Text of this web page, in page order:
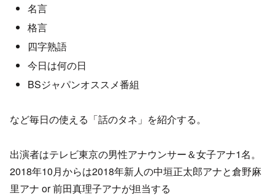
名言
格言
四字熟語
今日は何の日
BSジャパンオススメ番組
など毎日の使える「話のタネ」を紹介する。
出演者はテレビ東京の男性アナウンサー＆女子アナ1名。
2018年10月からは2018年新人の中垣正太郎アナと倉野麻
里アナ or 前田真理子アナが担当する